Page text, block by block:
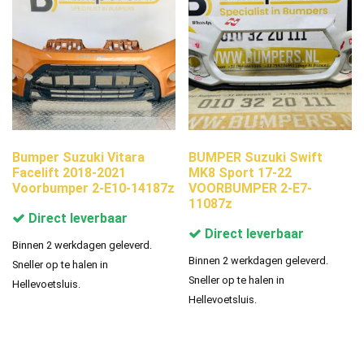
Bumper Suzuki Vitara
Facelift 2018-2021
Voorbumper 2-E10-14187z
Direct leverbaar
Binnen 2 werkdagen geleverd.
Sneller op te halen in
Hellevoetsluis.
BUMPER Suzuki Swift
MK8 Sport 17-22
VOORBUMPER 2-E7-
11087z
Direct leverbaar
Binnen 2 werkdagen geleverd.
Sneller op te halen in
Hellevoetsluis.